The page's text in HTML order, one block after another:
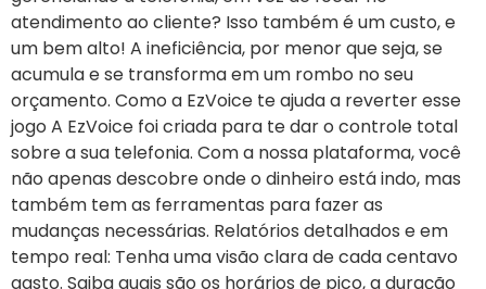
atendimento ao cliente? Isso também é um custo, e
um bem alto! A ineficiência, por menor que seja, se
acumula e se transforma em um rombo no seu
orçamento. Como a EzVoice te ajuda a reverter esse
jogo A EzVoice foi criada para te dar o controle total
sobre a sua telefonia. Com a nossa plataforma, você
não apenas descobre onde o dinheiro está indo, mas
também tem as ferramentas para fazer as
mudanças necessárias. Relatórios detalhados e em
tempo real: Tenha uma visão clara de cada centavo
gasto. Saiba quais são os horários de pico, a duração